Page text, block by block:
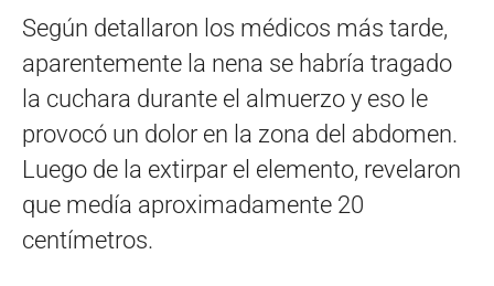
Según detallaron los médicos más tarde,
aparentemente la nena se habría tragado
la cuchara durante el almuerzo y eso le
provocó un dolor en la zona del abdomen.
Luego de la extirpar el elemento, revelaron
que medía aproximadamente 20
centímetros.